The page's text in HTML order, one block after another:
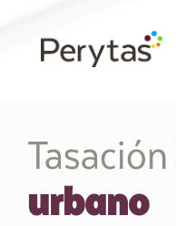
Tasación
urbano